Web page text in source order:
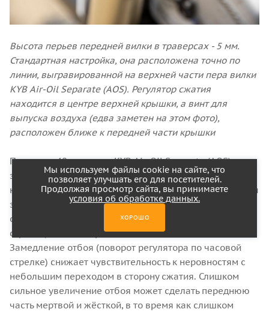
Высота перьев передней вилки в траверсах - 5 мм.
Стандартная настройка, она расположена точно по
линии, выгравированной на верхней части пера вилки
KYB Air-Oil Separate (AOS). Регулятор сжатия
находится в центре верхней крышки, а винт для
выпуска воздуха (едва заметен на этом фото),
расположен ближе к передней части крышки
Передняя 48 мм вилка KYB Air-Oil Separate (AOS) с
закрытым картриджем и пружинами — известная
конструкция, и любые регулировки передней подвески
заставляют мотоцикл реагировать именно так, как и
ожидалось. Поворот регулятора сжатия (по часовой
стрелке) делает переднюю часть более жёсткой.
Замедление отбоя (поворот регулятора по часовой
стрелке) снижает чувствительность к неровностям с
небольшим переходом в сторону сжатия. Слишком
сильное увеличение отбоя может сделать переднюю
часть мертвой и жёсткой, в то время как слишком
Мы используем файлы cookie на сайте, что
позволяет улучшать его для посетителей.
Продолжая просмотр сайта, вы принимаете
условия об обработке данных.
ХОРОШО